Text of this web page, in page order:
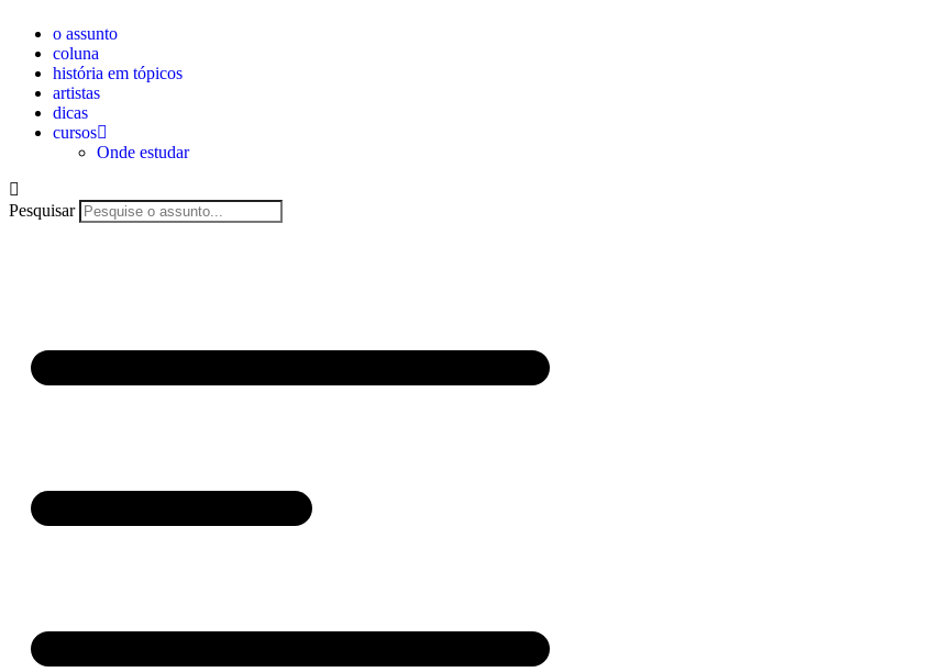
o assunto
coluna
história em tópicos
artistas
dicas
cursos
Onde estudar
Pesquisar